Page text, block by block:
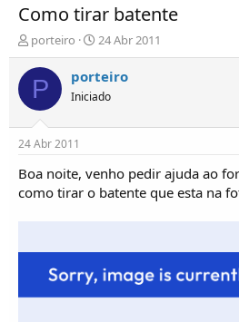
Como tirar batente
I
n
i
i
d
o
r
e
p
o
porteiro
D
a
t
a
d
í
c
24 Abr 2011
P porteiro
Iniciado
24 Abr 2011
Boa noite, venho pedir ajuda ao
como tirar o batente que esta na